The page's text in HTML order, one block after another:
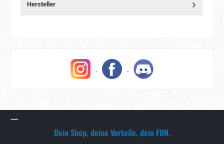
Hersteller
Dein Shop, deine Vorteile, dein FUN.